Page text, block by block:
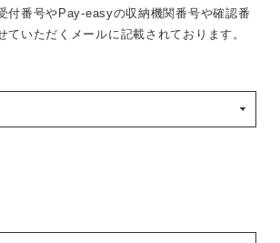
付番号やPay-easyの収納機関番号や確認番
ていただくメールに記載されております。